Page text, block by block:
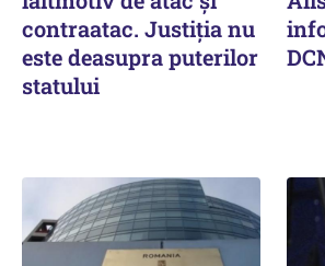
contraatac. Justiția nu
este deasupra puterilor
statului